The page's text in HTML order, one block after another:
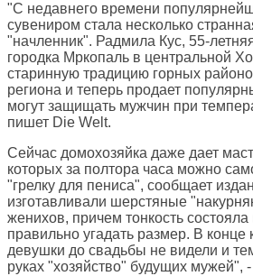
"С недавнего времени
сувениром стала несколько
"начленник". Радмила Кус, 55-
городка Мркопаль в центральной
старинную традицию горных
региона и теперь продает
могут защищать мужчин при
пишет Die Welt.
Сейчас домохозяйка даже дает
которых за полтора часа можно
"грелку для пениса", сообщает
изготавливали шерстяные
женихов, причем тонкость
правильно угадать размер. В конце
девушки до свадьбы не видели и
руках "хозяйство" будущих мужей", -